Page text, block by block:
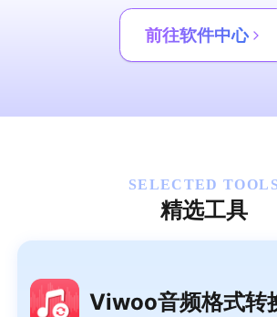
前往软件中心
SELECTED TOOLS
精选工具
Viwoo音频格式转